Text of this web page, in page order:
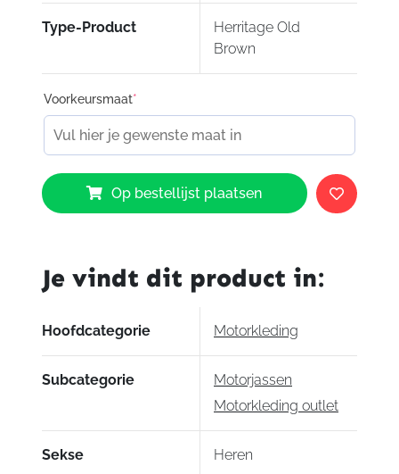
Type-Product
Herritage Old
Brown
Voorkeursmaat*
Bultaco
Heritage
Leather
Brown
Op bestellijst plaatsen
Je vindt dit product in:
Hoofdcategorie Motorkleding
Subcategorie
Motorjassen
Motorkleding outlet
Sekse Heren